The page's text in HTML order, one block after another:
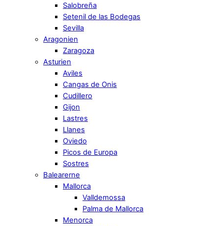
Salobreña
Setenil de las Bodegas
Sevilla
Aragonien
Zaragoza
Asturien
Aviles
Cangas de Onis
Cudillero
Gijon
Lastres
Llanes
Oviedo
Picos de Europa
Sostres
Balearerne
Mallorca
Valldemossa
Palma de Mallorca
Menorca